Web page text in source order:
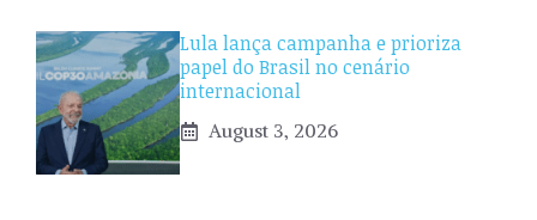
Lula lança campanha e prioriza
papel do Brasil no cenário
internacional
August 3, 2026